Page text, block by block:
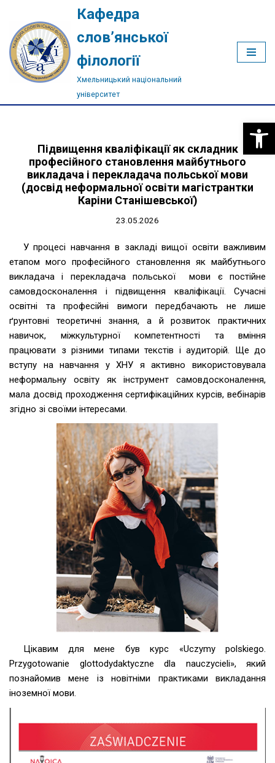
Перейти
до
вмісту
Кафедра
слов’янської
філології
Хмельницький національний
університет
Підвищення кваліфікації як складник
професійного становлення майбутнього
викладача і перекладача польської мови
(досвід неформальної освіти магістрантки
Каріни Станішевської)
23.05.2026
У процесі навчання в закладі вищої освіти важливим
етапом мого професійного становлення як майбутнього
викладача і перекладача польської мови є постійне
самовдосконалення і підвищення кваліфікації. Сучасні
освітні та професійні вимоги передбачають не лише
ґрунтовні теоретичні знання, а й розвиток практичних
навичок, міжкультурної компетентності та вміння
працювати з різними типами текстів і аудиторій. Ще до
вступу на навчання у ХНУ я активно використовувала
неформальну освіту як інструмент самовдосконалення,
мала досвід проходження сертифікаційних курсів, вебінарів
згідно зі своїми інтересами.
Цікавим для мене був курс «Uczymy polskiego.
Przygotowanie glottodydaktyczne dla nauczycieli», який
познайомив мене із новітніми практиками викладання
іноземної мови.